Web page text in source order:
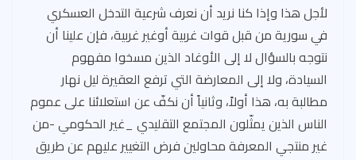
لأجل هذا وإذا كنا نريد أن نعرف شرعية التدخل العسكري
في سورية من قبل قوات غربية أوغير غربية، فإن علينا أن
نتوجه بالسؤال لا إلى الأوغاد الذين مسخوا مفهوم
السيادة، ولا إلى المعارضة التي ترفع العقيرة ليل نهار
مطالبة به، هذا أولاً، وثانياً أن نكفّ عن استعلائنا على عموم
الناس الذين يمثّلون المجتمع التقليدي _غير الحكومي -من
غير منتجي المعرفة محاولين فرض التغيير عليهم عن طريق